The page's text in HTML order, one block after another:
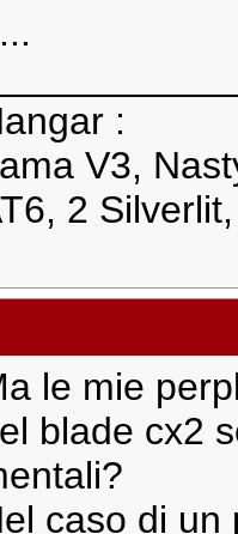
:
V3,
2
le mie
blade cx2
caso di un